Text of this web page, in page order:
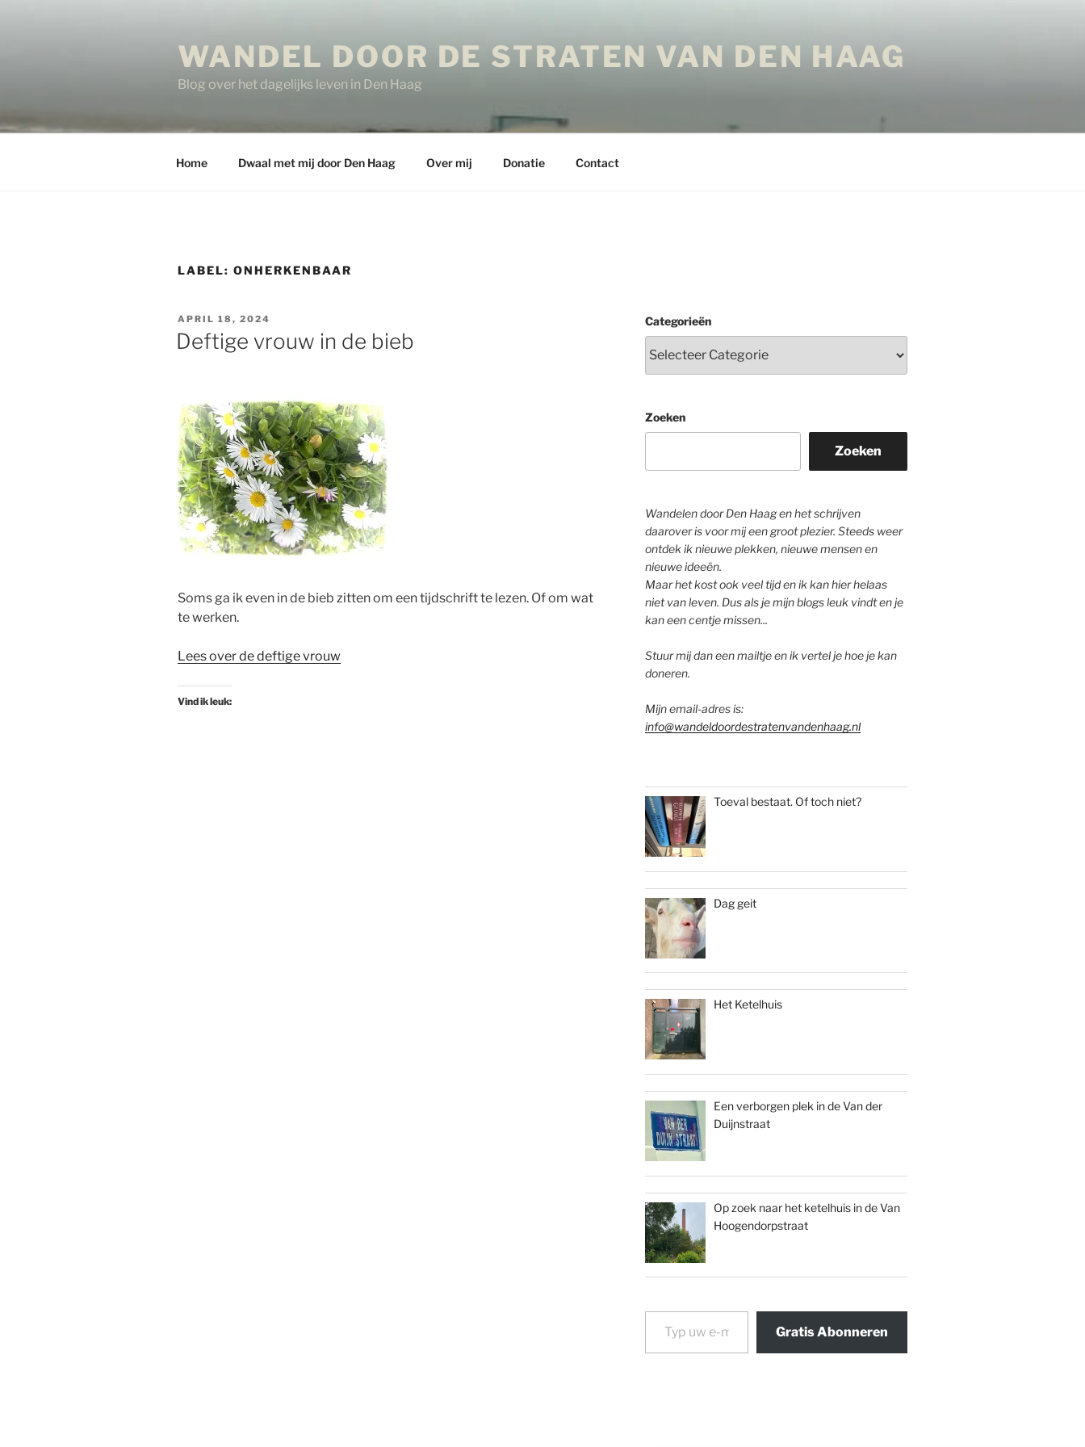
WANDEL DOOR DE STRATEN VAN DEN HAAG
Blog over het dagelijks leven in Den Haag
Home Dwaal met mij door Den Haag Over mij Donatie Contact
LABEL: ONHERKENBAAR
GEPLAATST
OP
APRIL 18, 2024
Deftige vrouw in de bieb
Soms ga ik even in de bieb zitten om een tijdschrift te lezen. Of om wat
te werken.
Lees over de deftige vrouw
Vind ik leuk:
Categorieën
Zoeken
Zoeken
Wandelen door Den Haag en het schrijven
daarover is voor mij een groot plezier. Steeds weer
ontdek ik nieuwe plekken, nieuwe mensen en
nieuwe ideeën.
Maar het kost ook veel tijd en ik kan hier helaas
niet van leven. Dus als je mijn blogs leuk vindt en je
kan een centje missen...
Stuur mij dan een mailtje en ik vertel je hoe je kan
doneren.
Mijn email-adres is:
info@wandeldoordestratenvandenhaag.nl
Toeval bestaat. Of toch niet?
Dag geit
Het Ketelhuis
Een verborgen plek in de Van der
Duijnstraat
Op zoek naar het ketelhuis in de Van
Hoogendorpstraat
Typ uw e-mail...
Gratis Abonneren